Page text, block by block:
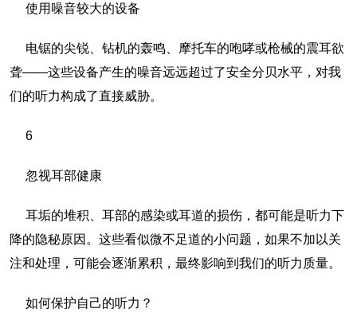
使用噪音较大的设备
电锯的尖锐、钻机的轰鸣、摩托车的咆哮或枪械的震耳欲
聋——这些设备产生的噪音远远超过了安全分贝水平，对我
们的听力构成了直接威胁。
6
忽视耳部健康
耳垢的堆积、耳部的感染或耳道的损伤，都可能是听力下
降的隐秘原因。这些看似微不足道的小问题，如果不加以关
注和处理，可能会逐渐累积，最终影响到我们的听力质量。
如何保护自己的听力？